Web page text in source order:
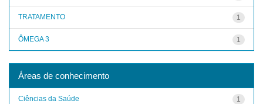
1
TRATAMENTO
1
ÔMEGA 3
Áreas de conhecimento
1
Ciências da Saúde